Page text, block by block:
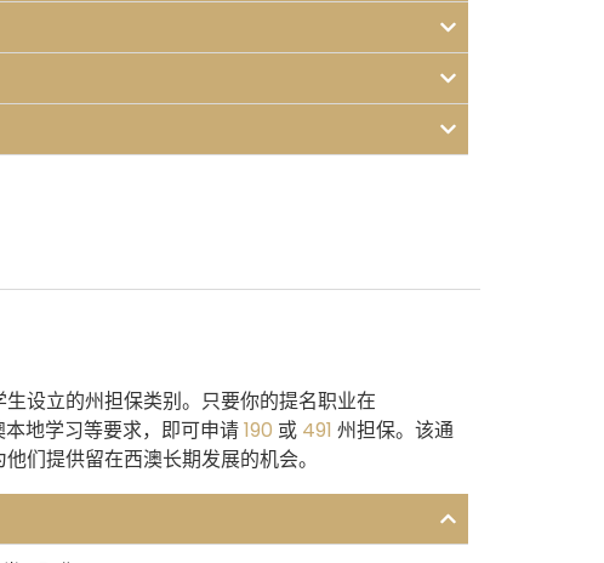
设立的州担保类别。只要你的提名职业在
地学习等要求，即可申请190 或 491 州担保。该通
们提供留在西澳长期发展的机会。